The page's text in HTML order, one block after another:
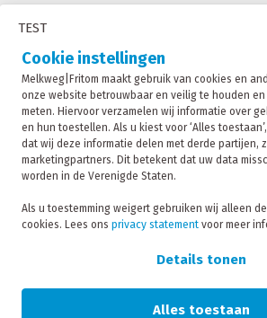
TEST
Cookie instellingen
Melkweg|Fritom maakt gebruik van cookies en
onze website betrouwbaar en veilig te houden
meten. Hiervoor verzamelen wij informatie over
en hun toestellen. Als u kiest voor ‘Alles
dat wij deze informatie delen met derde partijen,
marketingpartners. Dit betekent dat uw data
worden in de Verenigde Staten.
Als u toestemming weigert gebruiken wij alleen
cookies. Lees onsprivacy statement voor meer
Details tonen
Alles toestaan
Melkweg|Fritom is onderdeel van de
Privacy statement